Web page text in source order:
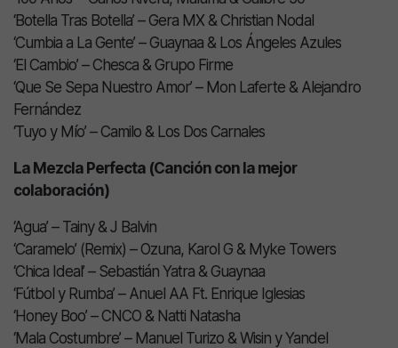
‘Botella Tras Botella’ – Gera MX & Christian Nodal
‘Cumbia a La Gente’ – Guaynaa & Los Ángeles Azules
‘El Cambio’ – Chesca & Grupo Firme
‘Que Se Sepa Nuestro Amor’ – Mon Laferte & Alejandro
Fernández
‘Tuyo y Mío’ – Camilo & Los Dos Carnales
La Mezcla Perfecta (Canción con la mejor
colaboración)
‘Agua’ – Tainy & J Balvin
‘Caramelo’ (Remix) – Ozuna, Karol G & Myke Towers
‘Chica Ideal’ – Sebastián Yatra & Guaynaa
‘Fútbol y Rumba’ – Anuel AA Ft. Enrique Iglesias
‘Honey Boo’ – CNCO & Natti Natasha
‘Mala Costumbre’ – Manuel Turizo & Wisin y Yandel